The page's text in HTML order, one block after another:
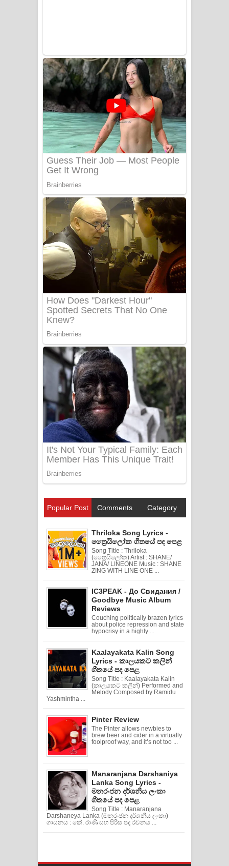
Popular Post Comments Category
Thriloka Song Lyrics -
ත්‍රෛයිලෝක ගීතයේ පද පෙළ
Song Title : Thriloka
(ත්‍රෛයිලෝක) Artist : SHANE/
JANA/ LINEONE Music : SHANE
ZING WITH LINE ONE ...
IC3PEAK - До Свидания /
Goodbye Music Album
Reviews
Couching politically brazen lyrics
about police repression and state
hypocrisy in a highly ...
Kaalayakata Kalin Song
Lyrics - කාලයකට කලින්
ගීතයේ පද පෙළ
Song Title : Kaalayakata Kalin
(කාලයකට කලින්) Performed and
Melody Composed by Ramidu
Yashmintha ...
Pinter Review
The Pinter allows newbies to
brew beer and cider in a virtually
foolproof way, and it’s not too ...
Manaranjana Darshaniya
Lanka Song Lyrics -
මනරංජන දර්ශනීය ලංකා
ගීතයේ පද පෙළ
Song Title : Manaranjana
Darshaneya Lanka (මනරංජන දර්ශනීය ලංකා)
ගායනය : කේ. රාණි සහ පිරිස පද රචනය ...